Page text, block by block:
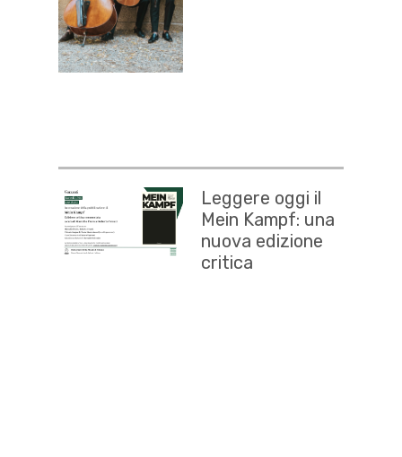
Leggere oggi il
Mein Kampf: una
nuova edizione
critica